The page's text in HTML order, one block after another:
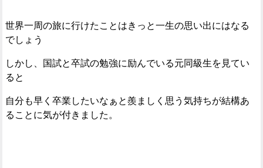
世界一周の旅に行けたことはきっと一生の思い出にはなる
でしょう
しかし、国試と卒試の勉強に励んでいる元同級生を見てい
ると
自分も早く卒業したいなぁと羨ましく思う気持ちが結構あ
ることに気が付きました。